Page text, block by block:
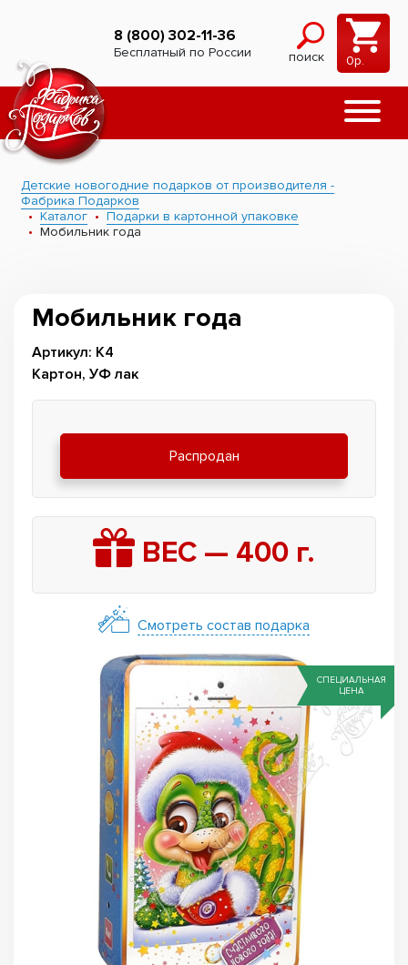
8 (800) 302-11-36
Бесплатный по России поиск 0р.
Детские новогодние подарков от производителя -
Фабрика Подарков
Каталог
Подарки в картонной упаковке
Мобильник года
СПЕЦИАЛЬНАЯ
ЦЕНА
Мобильник года
Артикул: К4
Картон, УФ лак
Распродан
ВЕС — 400 г.
Смотреть состав подарка